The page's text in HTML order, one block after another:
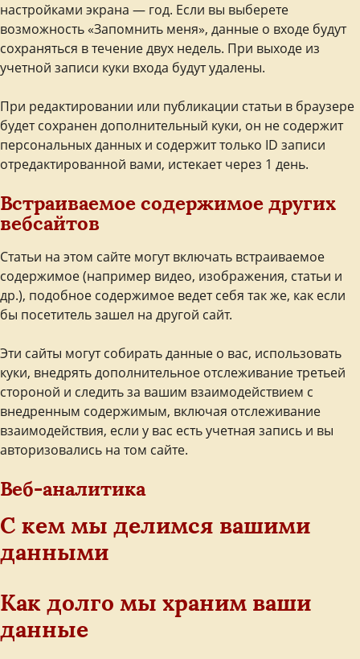
настройками экрана — год. Если вы выберете
возможность «Запомнить меня», данные о входе будут
сохраняться в течение двух недель. При выходе из
учетной записи куки входа будут удалены.
При редактировании или публикации статьи в браузере
будет сохранен дополнительный куки, он не содержит
персональных данных и содержит только ID записи
отредактированной вами, истекает через 1 день.
Встраиваемое содержимое других
вебсайтов
Статьи на этом сайте могут включать встраиваемое
содержимое (например видео, изображения, статьи и
др.), подобное содержимое ведет себя так же, как если
бы посетитель зашел на другой сайт.
Эти сайты могут собирать данные о вас, использовать
куки, внедрять дополнительное отслеживание третьей
стороной и следить за вашим взаимодействием с
внедренным содержимым, включая отслеживание
взаимодействия, если у вас есть учетная запись и вы
авторизовались на том сайте.
Веб-аналитика
С кем мы делимся вашими
данными
Как долго мы храним ваши
данные